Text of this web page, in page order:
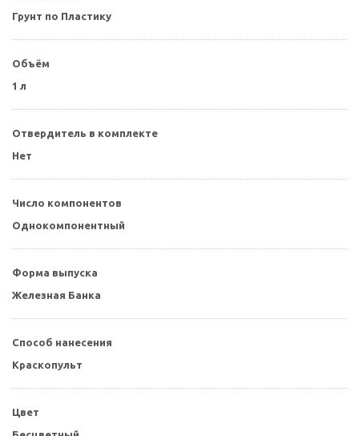
Грунт по Пластику
Объём
1 л
Отвердитель в комплекте
Нет
Число компонентов
Однокомпонентный
Форма выпуска
Железная Банка
Способ нанесения
Краскопульт
Цвет